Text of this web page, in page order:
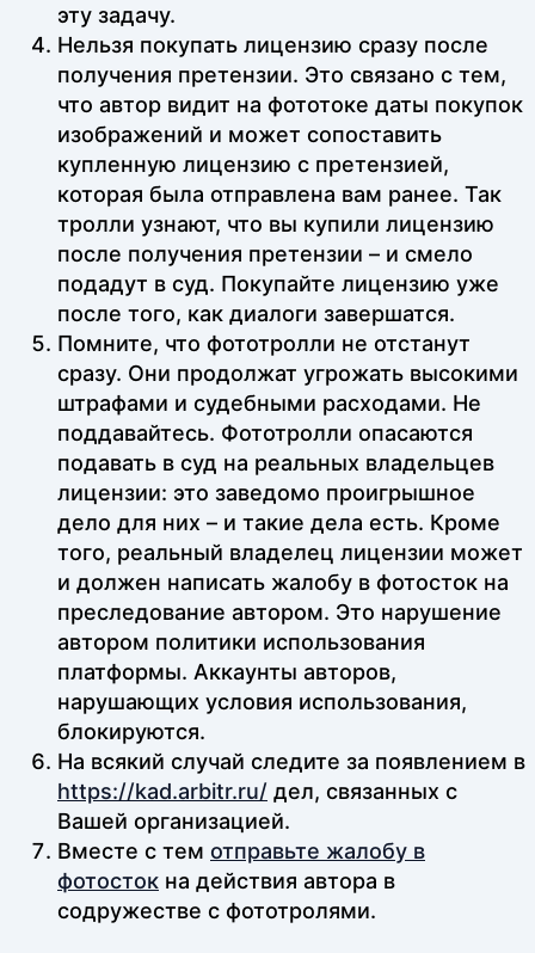
эту задачу.
Нельзя покупать лицензию сразу после
получения претензии. Это связано с тем,
что автор видит на фототоке даты покупок
изображений и может сопоставить
купленную лицензию с претензией,
которая была отправлена вам ранее. Так
тролли узнают, что вы купили лицензию
после получения претензии – и смело
подадут в суд. Покупайте лицензию уже
после того, как диалоги завершатся.
Помните, что фототролли не отстанут
сразу. Они продолжат угрожать высокими
штрафами и судебными расходами. Не
поддавайтесь. Фототролли опасаются
подавать в суд на реальных владельцев
лицензии: это заведомо проигрышное
дело для них – и такие дела есть. Кроме
того, реальный владелец лицензии может
и должен написать жалобу в фотосток на
преследование автором. Это нарушение
автором политики использования
платформы. Аккаунты авторов,
нарушающих условия использования,
блокируются.
На всякий случай следите за появлением в
https://kad.arbitr.ru/ дел, связанных с
Вашей организацией.
Вместе с тем отправьте жалобу в
фотосток на действия автора в
содружестве с фототролями.